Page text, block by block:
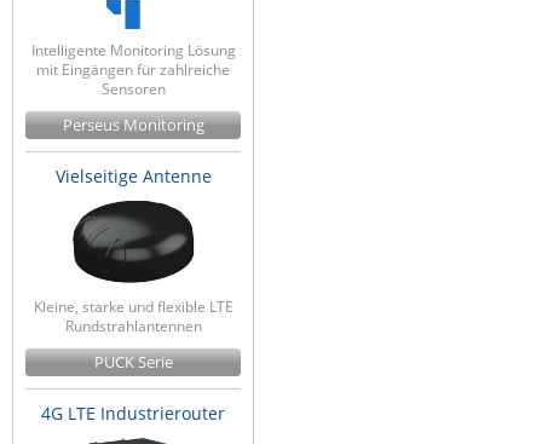
Intelligente Monitoring Lösung
mit Eingängen für zahlreiche
Sensoren
Perseus Monitoring
Vielseitige Antenne
Kleine, starke und flexible LTE
Rundstrahlantennen
PUCK Serie
4G LTE Industrierouter